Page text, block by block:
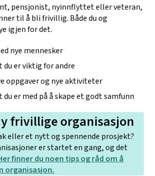
pensjonist, nyinnflyttet eller veteran,
til å bli frivillig. Både du og
igjen for det.
nye mennesker
du er viktig for andre
oppgaver og nye aktiviteter
du er med på å skape et godt samfunn
frivillige organisasjon
eller et nytt og spennende prosjekt?
er startet en gang, og det
finner du noen tips og råd om å
organisasjon.